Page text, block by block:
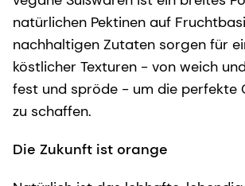
natürlichen Pektinen auf
nachhaltigen Zutaten sorgen für
köstlicher Texturen - von weich
fest und spröde - um die perfekte
zu schaffen.
Die Zukunft ist orange